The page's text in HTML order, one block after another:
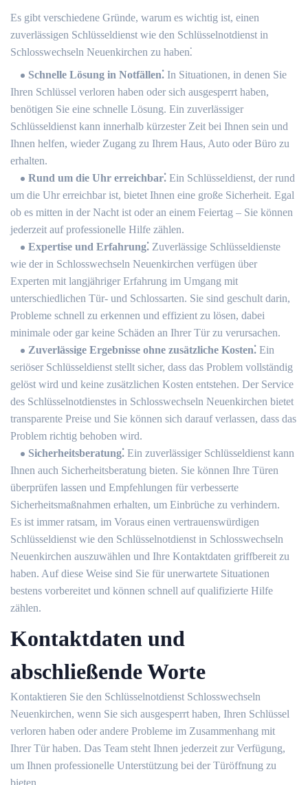
Es gibt verschiedene Gründe, warum es wichtig ist, einen
zuverlässigen Schlüsseldienst wie den Schlüsselnotdienst in
Schlosswechseln Neuenkirchen zu haben⁚
Schnelle Lösung in Notfällen⁚ In Situationen, in denen Sie
Ihren Schlüssel verloren haben oder sich ausgesperrt haben,
benötigen Sie eine schnelle Lösung. Ein zuverlässiger
Schlüsseldienst kann innerhalb kürzester Zeit bei Ihnen sein und
Ihnen helfen, wieder Zugang zu Ihrem Haus, Auto oder Büro zu
erhalten.
Rund um die Uhr erreichbar⁚ Ein Schlüsseldienst, der rund
um die Uhr erreichbar ist, bietet Ihnen eine große Sicherheit. Egal
ob es mitten in der Nacht ist oder an einem Feiertag ‒ Sie können
jederzeit auf professionelle Hilfe zählen.
Expertise und Erfahrung⁚ Zuverlässige Schlüsseldienste
wie der in Schlosswechseln Neuenkirchen verfügen über
Experten mit langjähriger Erfahrung im Umgang mit
unterschiedlichen Tür- und Schlossarten.​ Sie sind geschult darin,
Probleme schnell zu erkennen und effizient zu lösen, dabei
minimale oder gar keine Schäden an Ihrer Tür zu verursachen.​
Zuverlässige Ergebnisse ohne zusätzliche Kosten⁚ Ein
seriöser Schlüsseldienst stellt sicher, dass das Problem vollständig
gelöst wird und keine zusätzlichen Kosten entstehen.​ Der Service
des Schlüsselnotdienstes in Schlosswechseln Neuenkirchen bietet
transparente Preise und Sie können sich darauf verlassen, dass das
Problem richtig behoben wird.
Sicherheitsberatung⁚ Ein zuverlässiger Schlüsseldienst kann
Ihnen auch Sicherheitsberatung bieten.​ Sie können Ihre Türen
überprüfen lassen und Empfehlungen für verbesserte
Sicherheitsmaßnahmen erhalten, um Einbrüche zu verhindern.​
Es ist immer ratsam, im Voraus einen vertrauenswürdigen
Schlüsseldienst wie den Schlüsselnotdienst in Schlosswechseln
Neuenkirchen auszuwählen und Ihre Kontaktdaten griffbereit zu
haben. Auf diese Weise sind Sie für unerwartete Situationen
bestens vorbereitet und können schnell auf qualifizierte Hilfe
zählen.​
Kontaktdaten und
abschließende Worte
Kontaktieren Sie den Schlüsselnotdienst Schlosswechseln
Neuenkirchen, wenn Sie sich ausgesperrt haben, Ihren Schlüssel
verloren haben oder andere Probleme im Zusammenhang mit
Ihrer Tür haben.​ Das Team steht Ihnen jederzeit zur Verfügung,
um Ihnen professionelle Unterstützung bei der Türöffnung zu
bieten.​